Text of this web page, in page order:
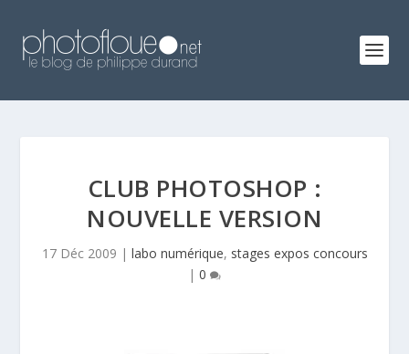
CLUB PHOTOSHOP :
NOUVELLE VERSION
17 Déc 2009 | labo numérique, stages expos concours
| 0